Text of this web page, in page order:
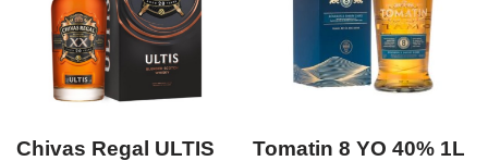
Chivas Regal ULTIS
Tomatin 8 YO 40% 1L